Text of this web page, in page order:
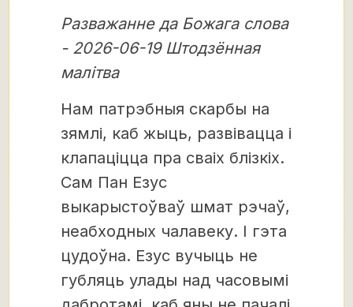
Разважанне да Божага слова
- 2026-06-19 Штодзённая
малітва
Нам патрэбныя скарбы на
зямлі, каб жыць, развівацца і
клапаціцца пра сваіх блізкіх.
Сам Пан Езус
выкарыстоўваў шмат рэчаў,
неабходных чалавеку. І гэта
цудоўна. Езус вучыць не
губляць улады над часовымі